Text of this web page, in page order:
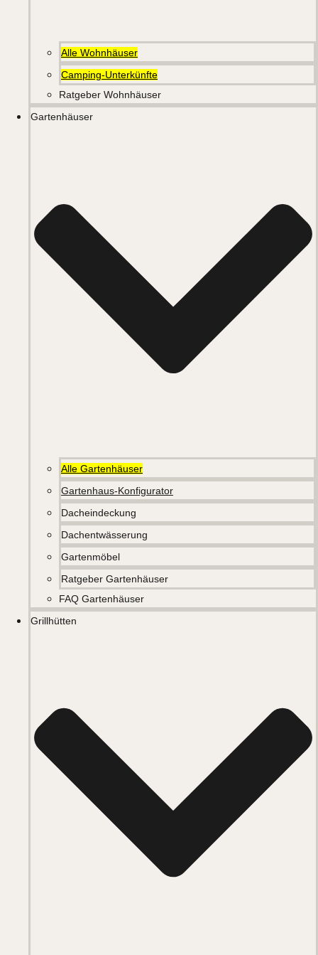
Alle Wohnhäuser
Camping-Unterkünfte
Ratgeber Wohnhäuser
Gartenhäuser
Alle Gartenhäuser
Gartenhaus-Konfigurator
Dacheindeckung
Dachentwässerung
Gartenmöbel
Ratgeber Gartenhäuser
FAQ Gartenhäuser
Grillhütten